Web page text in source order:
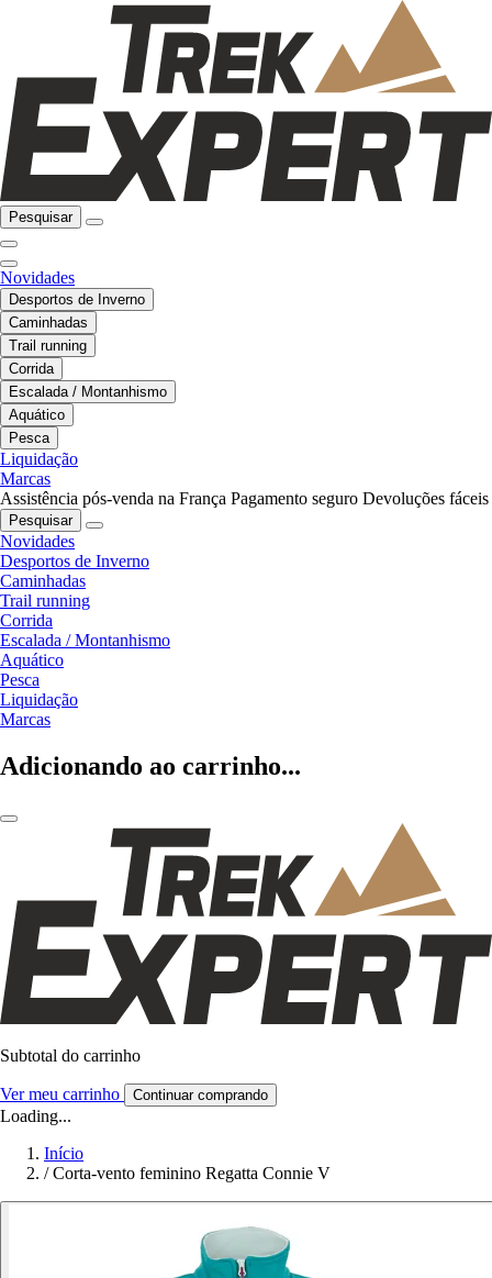
Pesquisar
Novidades
Desportos de Inverno
Caminhadas
Trail running
Corrida
Escalada / Montanhismo
Aquático
Pesca
Liquidação
Marcas
Assistência pós-venda na França Pagamento seguro Devoluções fáceis
Pesquisar
Novidades
Desportos de Inverno
Caminhadas
Trail running
Corrida
Escalada / Montanhismo
Aquático
Pesca
Liquidação
Marcas
Adicionando ao carrinho...
Subtotal do carrinho
Ver meu carrinho Continuar comprando
Loading...
Início
/ Corta-vento feminino Regatta Connie V